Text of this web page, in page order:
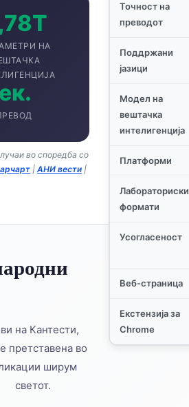
Точност на
преводот
Поддржани
јазици
Модел на
вештачка
интелигенција
Платформи
Лабораториски
формати
Усогласеност
Веб-страница
Екстензија за
Chrome
НА
во споредба со
| АНИ вести |
на Кантести,
претставена во
ширум
светот.